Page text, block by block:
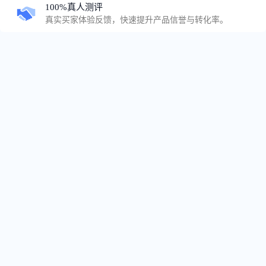
100%真人测评
真实买家体验反馈，快速提升产品信誉与转化率。